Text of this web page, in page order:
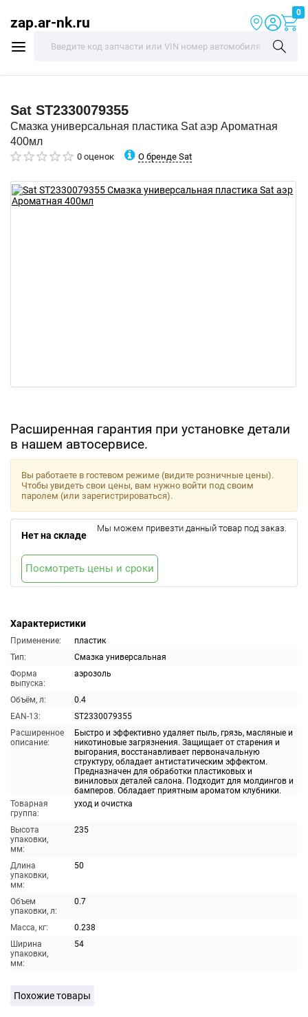
zap.ar-nk.ru
0
Sat ST2330079355
Смазка универсальная пластика Sat аэр Ароматная
400мл
0 оценок О бренде Sat
Расширенная гарантия при установке детали
в нашем автосервисе.
Характеристики
Применение:
пластик
Тип:
Смазка универсальная
Форма
выпуска:
аэрозоль
Объём, л:
0.4
EAN-13:
ST2330079355
Расширенное
описание:
Быстро и эффективно удаляет пыль, грязь, масляные и
никотиновые загрязнения. Защищает от старения и
выгорания, восстанавливает первоначальную
структуру, обладает антистатическим эффектом.
Предназначен для обработки пластиковых и
виниловых деталей салона. Подходит для молдингов и
бамперов. Обладает приятным ароматом клубники.
Товарная
группа:
уход и очистка
Высота
упаковки,
мм:
235
Длина
упаковки,
мм:
50
Объем
упаковки, л:
0.7
Масса, кг:
0.238
Ширина
упаковки,
мм:
54
Вы работаете в гостевом режиме (видите розничные цены).
Чтобы увидеть свои цены, вам нужно войти под своим
паролем (или зарегистрироваться).
Нет на складе
Мы можем привезти данный товар под заказ.
Посмотреть цены и сроки
Похожие товары